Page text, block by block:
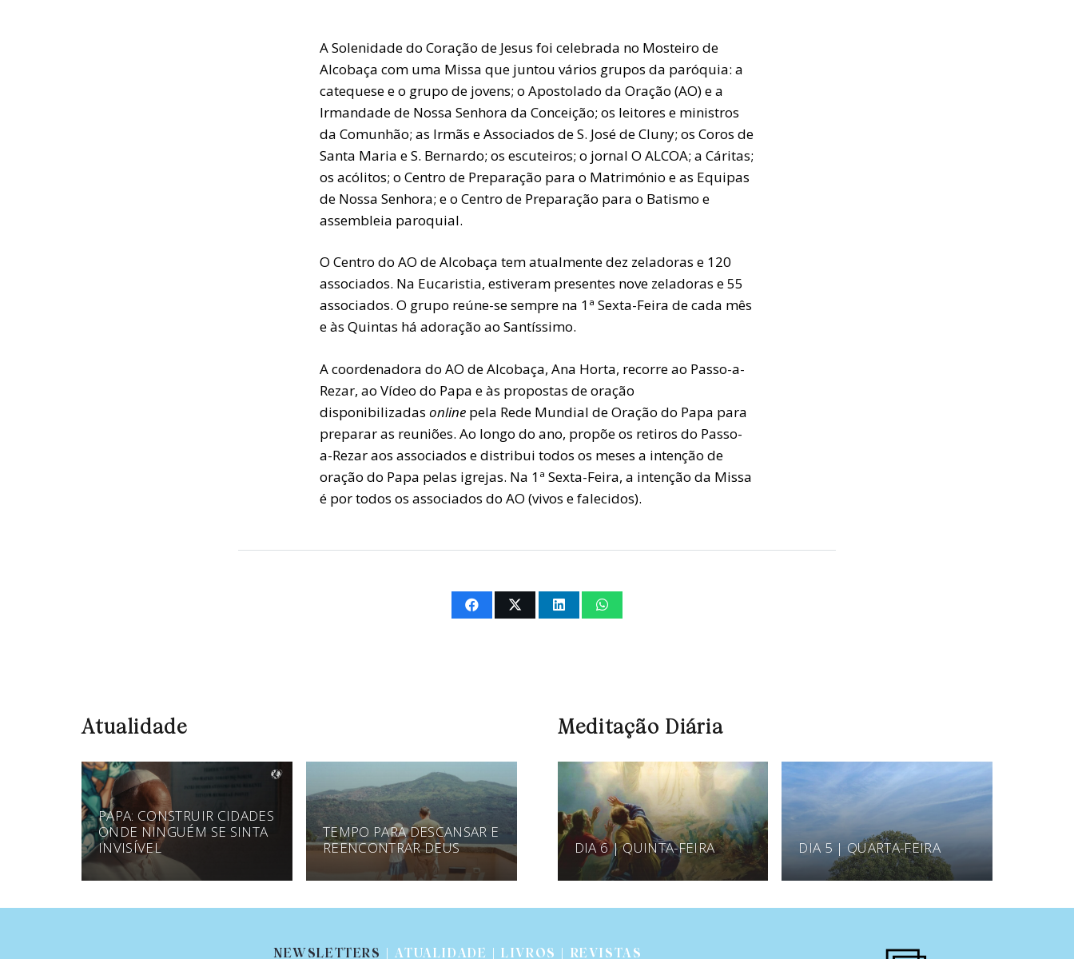
A Solenidade do Coração de Jesus foi celebrada no Mosteiro de
Alcobaça com uma Missa que juntou vários grupos da paróquia: a
catequese e o grupo de jovens; o Apostolado da Oração (AO) e a
Irmandade de Nossa Senhora da Conceição; os leitores e ministros
da Comunhão; as Irmãs e Associados de S. José de Cluny; os Coros de
Santa Maria e S. Bernardo; os escuteiros; o jornal O ALCOA; a Cáritas;
os acólitos; o Centro de Preparação para o Matrimónio e as Equipas
de Nossa Senhora; e o Centro de Preparação para o Batismo e
assembleia paroquial.
O Centro do AO de Alcobaça tem atualmente dez zeladoras e 120
associados. Na Eucaristia, estiveram presentes nove zeladoras e 55
associados. O grupo reúne-se sempre na 1ª Sexta-Feira de cada mês
e às Quintas há adoração ao Santíssimo.
A coordenadora do AO de Alcobaça, Ana Horta, recorre ao Passo-a-
Rezar, ao Vídeo do Papa e às propostas de oração
disponibilizadas online pela Rede Mundial de Oração do Papa para
preparar as reuniões. Ao longo do ano, propõe os retiros do Passo-
a-Rezar aos associados e distribui todos os meses a intenção de
oração do Papa pelas igrejas. Na 1ª Sexta-Feira, a intenção da Missa
é por todos os associados do AO (vivos e falecidos).
Atualidade
PAPA: CONSTRUIR CIDADES
ONDE NINGUÉM SE SINTA
INVISÍVEL
TEMPO PARA DESCANSAR E
REENCONTRAR DEUS
Meditação Diária
DIA 6 | QUINTA-FEIRA DIA 5 | QUARTA-FEIRA
NEWSLETTERS | ATUALIDADE | LIVROS | REVISTAS